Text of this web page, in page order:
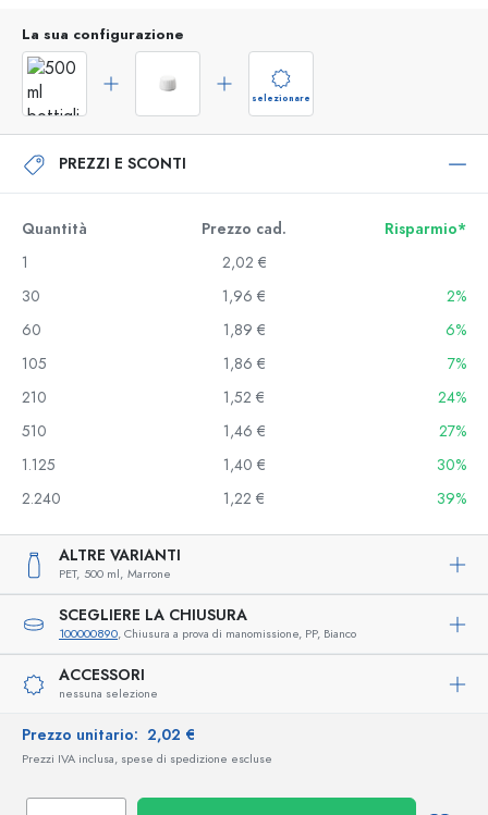
La sua configurazione
selezionare
PREZZI E SCONTI
Quantità Prezzo cad.
Risparmio*
1
2,02 €
30
1,96 €
2%
60
1,89 €
6%
105
1,86 €
7%
210
1,52 €
24%
510
1,46 €
27%
1.125
1,40 €
30%
2.240
1,22 € 39%
ALTRE VARIANTI
PET, 500 ml, Marrone
SCEGLIERE LA CHIUSURA
100000890, Chiusura a prova di manomissione, PP, Bianco
ACCESSORI
nessuna selezione
Prezzo unitario: 2,02 €
Prezzi IVA inclusa, spese di spedizione escluse